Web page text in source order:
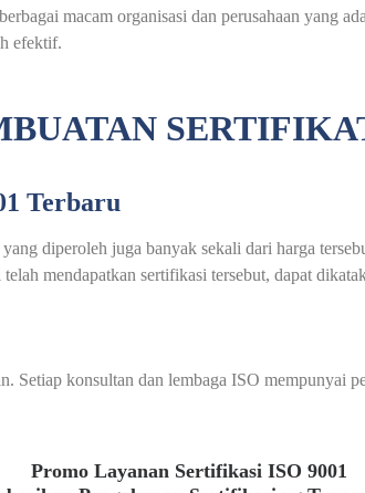
macam organisasi dan perusahaan yang
efektif.
Terbaru
yang diperoleh juga banyak sekali dari harga
mendapatkan sertifikasi tersebut, dapat
Setiap konsultan dan lembaga ISO mempunyai
Promo Layanan Sertifikasi ISO 9001